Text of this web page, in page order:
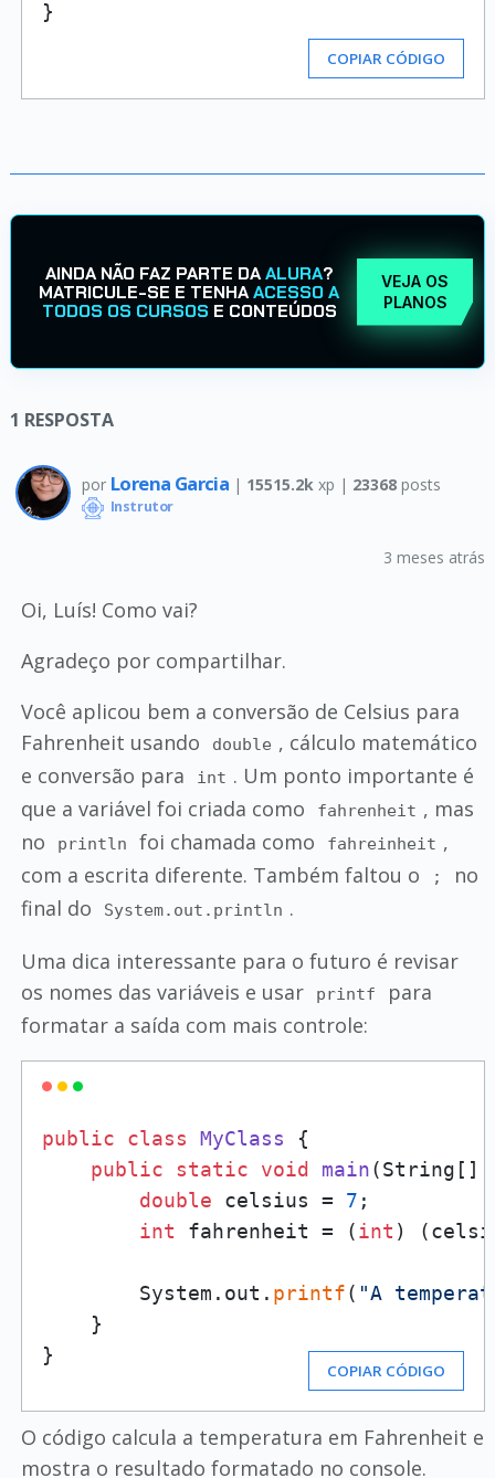
COPIAR CÓDIGO
AINDA NÃO FAZ PARTE DAALURA?
MATRICULE-SE E TENHAACESSO A
TODOS OS CURSOS E CONTEÚDOS
VEJA OS
PLANOS
1 RESPOSTA
por Lorena Garcia | 15515.2k xp | 23368posts
Instrutor
3 meses atrás
Oi, Luís! Como vai?
Agradeço por compartilhar.
Você aplicou bem a conversão de Celsius para
Fahrenheit usando
double , cálculo matemático
e conversão para
int . Um ponto importante é
que a variável foi criada como
fahrenheit , mas
no
println foi chamada como fahreinheit ,
com a escrita diferente. Também faltou o
;
no
final do
System.out.println .
Uma dica interessante para o futuro é revisar
os nomes das variáveis e usar
printf
para
formatar a saída com mais controle:
public class MyClass {
public
static void main(String[]
double celsius = 7 ;
int fahrenheit = (int )
        System.out.
printf( "A
    }
}
COPIAR CÓDIGO
O código calcula a temperatura em Fahrenheit e
mostra o resultado formatado no console.